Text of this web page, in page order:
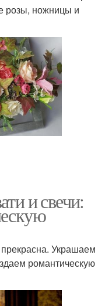
розы, ножницы и
и свечи:
Украшаем
романтическую